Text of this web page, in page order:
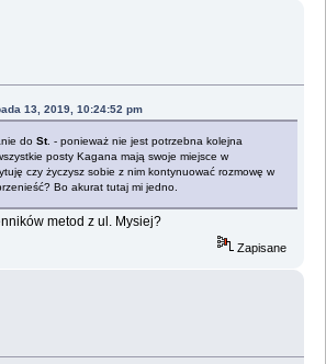
13, 2019, 10:24:52 pm
doSt. - ponieważ nie jest potrzebna kolejna
posty Kagana mają swoje miejsce w
czy życzysz sobie z nim kontynuować rozmowę w
Bo akurat tutaj mi jedno.
metod z ul. Mysiej?
Zapisane